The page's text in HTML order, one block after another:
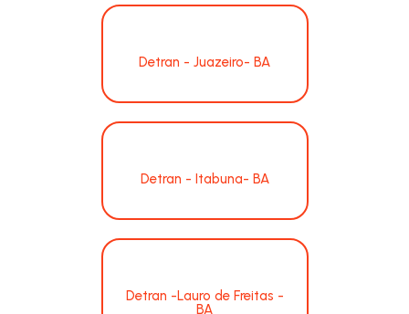
Detran - Juazeiro- BA
Detran - Itabuna- BA
Detran -Lauro de Freitas -
BA